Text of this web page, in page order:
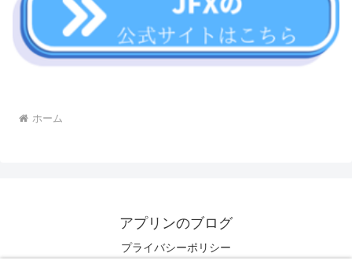
ホーム
アプリンのブログ
プライバシーポリシー